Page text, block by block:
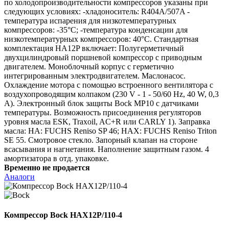
по холодопроизводительности компрессоров указаны при
следующих условиях: -хладоноситель: R404A/507A -
температура испарения для низкотемпературных
компрессоров: -35°C; -температура конденсации для
низкотемпературных компрессоров: 40°C. Стандартная
комплектация HA12P включает: Полугерметичный
двухцилиндровый поршневой компрессор с приводным
двигателем. Моноблочный корпус с герметично
интегрированным электродвигателем. Маслонасос.
Охлаждение мотора с помощью встроенного вентилятора с
воздухопроводящим колпаком (230 V - 1 - 50/60 Hz, 40 W, 0,3
A). Электронный блок защиты Bock MP10 с датчиками
температуры. Возможность присоединения регуляторов
уровня масла ESK, Traxoil, AC+R или CARLY 1). Заправка
масла: HA: FUCHS Reniso SP 46; HAX: FUCHS Reniso Triton
SE 55. Смотровое стекло. Запорный клапан на стороне
всасывания и нагнетания. Наполнение защитным газом. 4
амортизатора в отд. упаковке.
Временно не продается
Аналоги
Компрессор Bock HAX12P/110-4